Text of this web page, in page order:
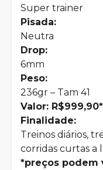
Super trainer
Pisada:
Neutra
Drop:
6mm
Peso:
236gr – Tam 41
Valor: R$999,90*
Finalidade:
Treinos diários,
corridas curtas a
*preços podem